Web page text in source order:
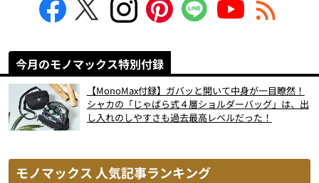
今月のモノマックス特別付録
【MonoMax付録】ガバッと開いて中身が一目瞭然！
シャカの「じゃばら式４層ショルダーバッグ」は、出
し入れのしやすさも過去最高レベルだった！
モノマックス 人気記事ランキング